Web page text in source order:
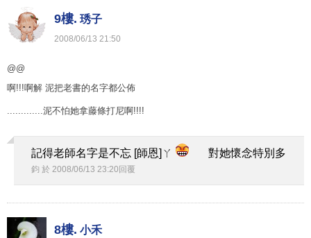
9樓. 琇子
2008/06/13 21:50
@@
啊!!!啊解 泥把老書的名字都公佈
.............泥不怕她拿藤條打尼啊!!!!
記得老師名字是不忘 [師恩]ㄚ 對她懷念特別多
鈞 於 2008/06/13 23:20 回覆
8樓. 小禾